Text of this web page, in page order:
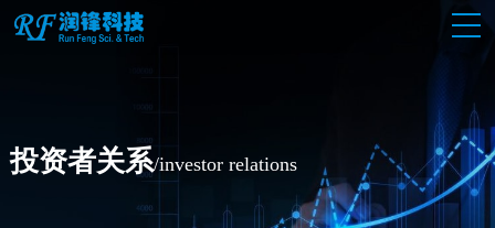
投资者关系/investor relations